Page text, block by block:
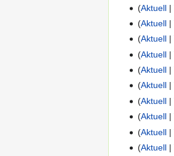
Aktuell
Aktuell
Aktuell
Aktuell
Aktuell
Aktuell
Aktuell
Aktuell
Aktuell
Aktuell